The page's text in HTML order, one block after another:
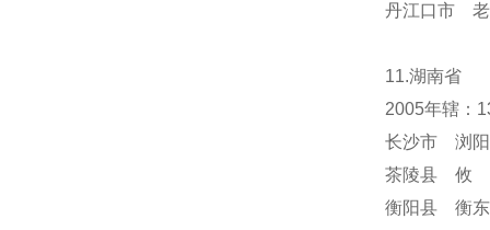
丹江口市
11.湖南省
2005年辖：
长沙市 浏
茶陵县 攸
衡阳县 衡